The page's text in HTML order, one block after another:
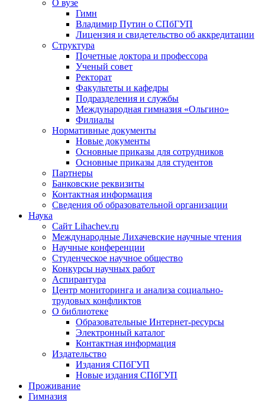
О вузе
Гимн
Владимир Путин о СПбГУП
Лицензия и свидетельство об аккредитации
Структура
Почетные доктора и профессора
Ученый совет
Ректорат
Факультеты и кафедры
Подразделения и службы
Международная гимназия «Ольгино»
Филиалы
Нормативные документы
Новые документы
Основные приказы для сотрудников
Основные приказы для студентов
Партнеры
Банковские реквизиты
Контактная информация
Сведения об образовательной организации
Наука
Сайт Lihachev.ru
Международные Лихачевские научные чтения
Научные конференции
Студенческое научное общество
Конкурсы научных работ
Аспирантура
Центр мониторинга и анализа социально-
трудовых конфликтов
О библиотеке
Образовательные Интернет-ресурсы
Электронный каталог
Контактная информация
Издательство
Издания СПбГУП
Новые издания СПбГУП
Проживание
Гимназия